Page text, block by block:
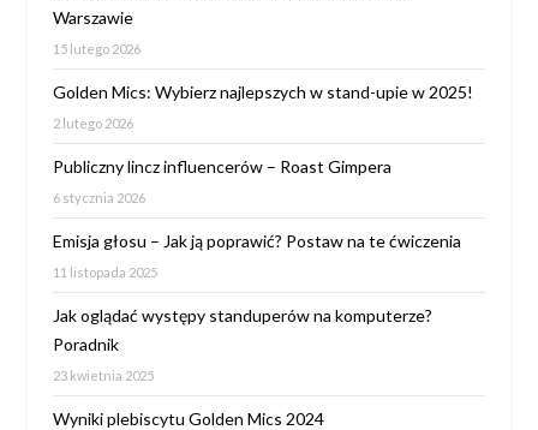
Warszawie
15 lutego 2026
Golden Mics: Wybierz najlepszych w stand-upie w 2025!
2 lutego 2026
Publiczny lincz influencerów – Roast Gimpera
6 stycznia 2026
Emisja głosu – Jak ją poprawić? Postaw na te ćwiczenia
11 listopada 2025
Jak oglądać występy standuperów na komputerze?
Poradnik
23 kwietnia 2025
Wyniki plebiscytu Golden Mics 2024